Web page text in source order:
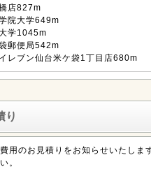
店827m
院大学649m
学1045m
郵便局542m
レブン仙台米ケ袋1丁目店680m
り
用のお見積りをお知らせいたしま
。